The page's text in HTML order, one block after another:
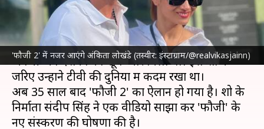
'फौजी 2' में नजर आएंगे अंकिता लोखंडे (तस्वीर: इंस्टाग्राम/@realvikasjainn)
क्या है खबर?
साल 1988 में प्रसारित हुआशाहरुख खानका टीवी शो
'फौजी' को दर्शकों का खूब प्यार मिला था। इस शो के
जरिए उन्होंने टीवी की दुनिया में कदम रखा था।
अब 35 साल बाद 'फौजी 2' का ऐलान हो गया है। शो के
निर्माता संदीप सिंह ने एक वीडियो साझा कर 'फौजी' के
नए संस्करण की घोषणा की है।